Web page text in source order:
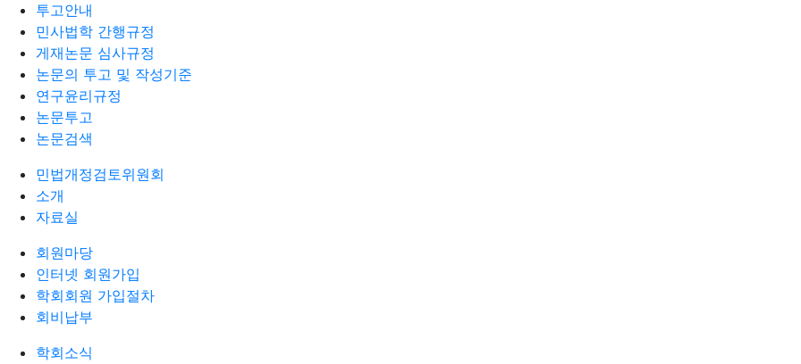
투고안내
민사법학 간행규정
게재논문 심사규정
논문의 투고 및 작성기준
연구윤리규정
논문투고
논문검색
민법개정검토위원회
소개
자료실
회원마당
인터넷 회원가입
학회회원 가입절차
회비납부
학회소식